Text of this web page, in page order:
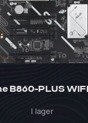
B860-PLUS
I lager